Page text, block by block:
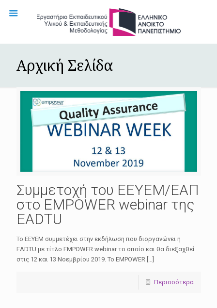
Αρχική Σελίδα
Συμμετοχή του EEYEM/ΕΑΠ
στο EMPOWER webinar της
EADTU
Το ΕΕΥΕΜ συμμετέχει στην εκδήλωση που διοργανώνει η
EADTU με τίτλο EMPOWER webinar το οποίο και θα διεξαχθεί
στις 12 και 13 Νοεμβρίου 2019. Το EMPOWER […]
Περισσότερα